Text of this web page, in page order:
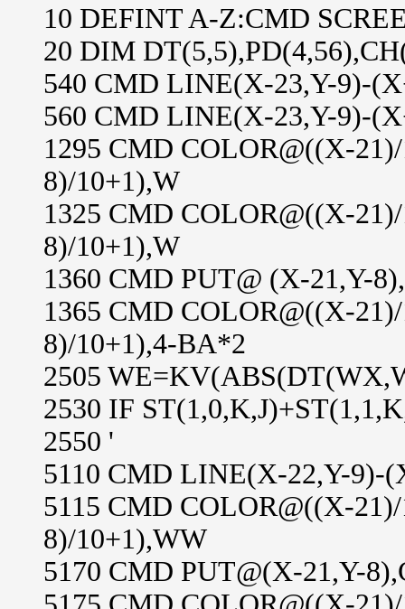
10 DEFINT A-Z:CMD
20 DIM
540 CMD LINE(X-23,Y-9)-
560 CMD LINE(X-23,Y-9)-
1295 CMD COLOR@((X-
8)/10+1),W
1325 CMD COLOR@((X-
8)/10+1),W
1360 CMD PUT@ (X-21,Y-
1365 CMD COLOR@((X-
8)/10+1),4-BA*2
2505
2530 IF
2550 '
5110 CMD LINE(X-22,Y-9)-
5115 CMD COLOR@((X-
8)/10+1),WW
5170 CMD PUT@(X-21,Y-